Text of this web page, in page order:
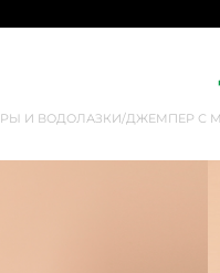
И ВОДОЛАЗКИ/ДЖЕМПЕР С